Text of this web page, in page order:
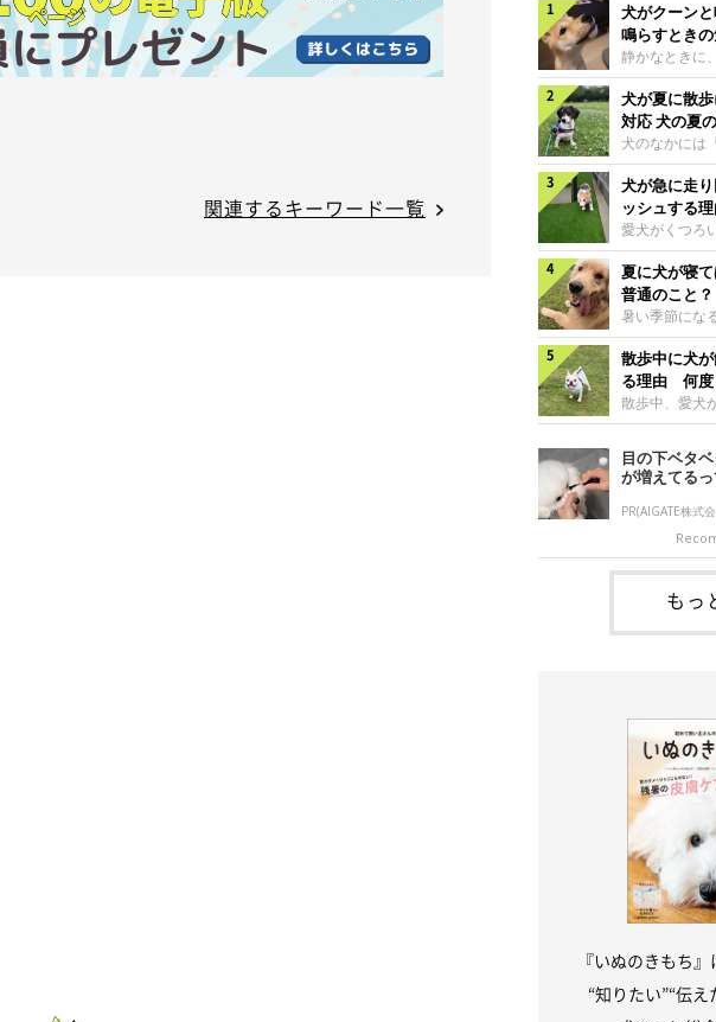
関連するキーワード一覧
犬がクーン
鳴らすとき
静かなときに
鳴いたり、鼻
することはあ
わけではない
かお願いして
さんもいるか
クーンと鳴く
め方と対応の
のきもち獣医
伺いました。
ち？いぬのき
クーンと小さ
を伝えようと
れています。
犬が夏に散
対応 犬の夏
犬のなかには
らない、歩か
の気配を察す
しない』など
るようです。
のに、散歩に
場合はどう対
「愛犬が夏に
対応」につい
室の白山さと
犬の散歩に行
きもち投稿写
散歩に行くと
をするとよい
犬が急に走
ッシュする
愛犬がくつろ
屋の中を走り
驚いたことは
「何が起きて
んも多いでし
のに、急にス
と不安になる
が急に走り回
て、いぬのき
先生に伺いま
ラリー犬が突
珍しいもので
体にたまった
夏に犬が寝
普通のこと
策とは
暑い季節にな
ばかりだと感
か？その様子
るのか、元気
方もいるので
は、犬が寝て
かを見極める
「犬の活動量
いて、いぬの
き先生に話を
動量が減る
真ギャラリー
と感じる飼い
としてどのよ
散歩中に犬
る理由 何度
のはなぜ？
散歩中、愛犬
の様子を確認
はありません
ると、「何か
「ちゃんと歩
ことがあるか
がら飼い主さ
んな気持ちが
回は、犬が散
理由や注意す
応のポイント
獣医師相談室
目の下ベタ
が増えてる
PR(AIGATE株式
もっ
『いぬのきもち
“知りたい”“伝